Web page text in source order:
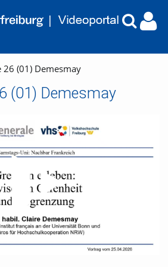
26 (01) Demesmay
(01) Demesmay